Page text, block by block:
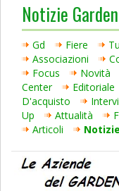
Notizie Garden
Gd Fiere
Associazioni
Focus
Novità
Center
Editoriale
D'acquisto
Up
Attualità
Articoli
Notizie